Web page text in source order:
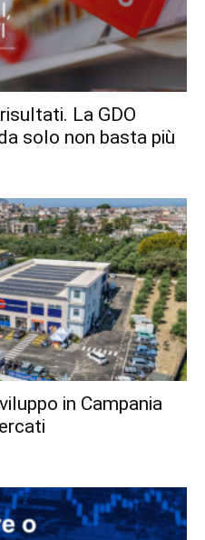
La GDO
solo non basta più
in Campania